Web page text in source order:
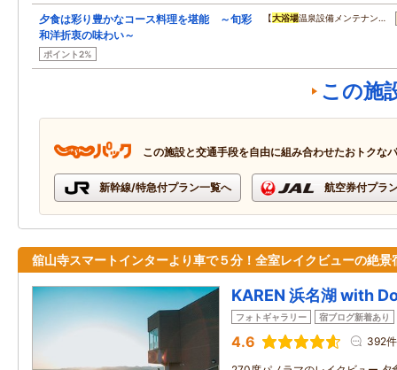
夕食は彩り豊かなコース料理を堪能 ～旬彩
和洋折衷の味わい～
ポイント2%
【大浴場温泉設備メンテナン…
この施
この施設と交通手段を自由に組み合わせたおトクな
新幹線/特急付プラン一覧へ 航空券付プラ
舘山寺スマートインターより車で５分！全室レイクビューの絶景
KAREN 浜名湖 with
フォトギャラリー 宿ブログ新着あり
4.6 392件